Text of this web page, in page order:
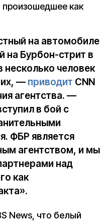
произошедшее как
на автомобиле
на Бурбон-стрит в
человек
— приводит CNN
агентства. —
в бой с
ФБР является
агентством, и мы
над
как
News, что белый